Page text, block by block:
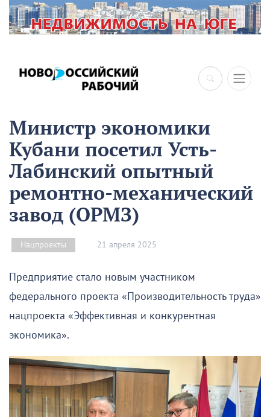
×
Министр экономики
Кубани посетил Усть-
Лабинский опытный
ремонтно-механический
завод (ОРМЗ)
Нацпроекты 21 апреля 2025
Предприятие стало новым участником
федерального проекта «Производительность труда»
нацпроекта «Эффективная и конкурентная
экономика».